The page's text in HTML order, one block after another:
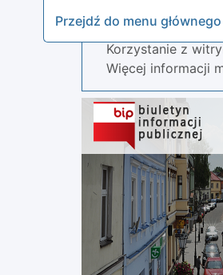
Przejdź do menu głównego
Nasza strona
Korzystanie z
Więcej informacji